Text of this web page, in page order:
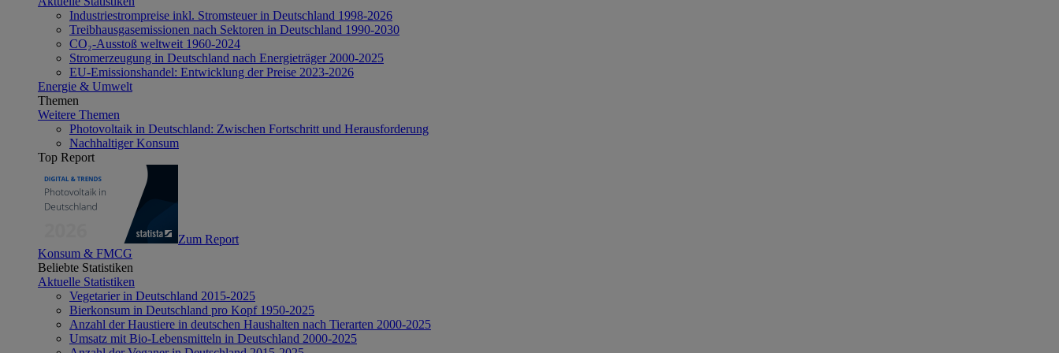
Industriestrompreise inkl. Stromsteuer in Deutschland 1998-2026
Treibhausgasemissionen nach Sektoren in Deutschland 1990-2030
CO₂-Ausstoß weltweit 1960-2024
Stromerzeugung in Deutschland nach Energieträger 2000-2025
EU-Emissionshandel: Entwicklung der Preise 2023-2026
Energie & Umwelt
Themen
Weitere Themen
Photovoltaik in Deutschland: Zwischen Fortschritt und Herausforderung
Nachhaltiger Konsum
Top Report
Zum Report
Konsum & FMCG
Beliebte Statistiken
Aktuelle Statistiken
Vegetarier in Deutschland 2015-2025
Bierkonsum in Deutschland pro Kopf 1950-2025
Anzahl der Haustiere in deutschen Haushalten nach Tierarten 2000-2025
Umsatz mit Bio-Lebensmitteln in Deutschland 2000-2025